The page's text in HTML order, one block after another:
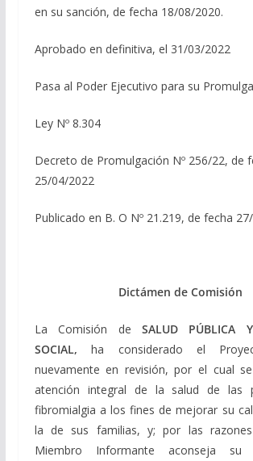
en su sanción, de fecha 18/08/2020.
Aprobado en definitiva, el 31/03/2022
Pasa al Poder Ejecutivo para su
Ley Nº 8.304
Decreto de Promulgación Nº 256/22, de
25/04/2022
Publicado en B. O Nº 21.219, de fecha
Dictámen de Comisión
La Comisión de SALUD PÚBLICA Y
SOCIAL,ha considerado el
nuevamente en revisión, por el cual
atención integral de la salud de las
fibromialgia a los fines de mejorar su
la de sus familias, y; por las
Miembro Informante aconseja